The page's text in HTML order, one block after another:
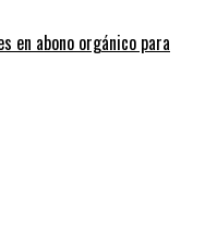
en abono orgánico para